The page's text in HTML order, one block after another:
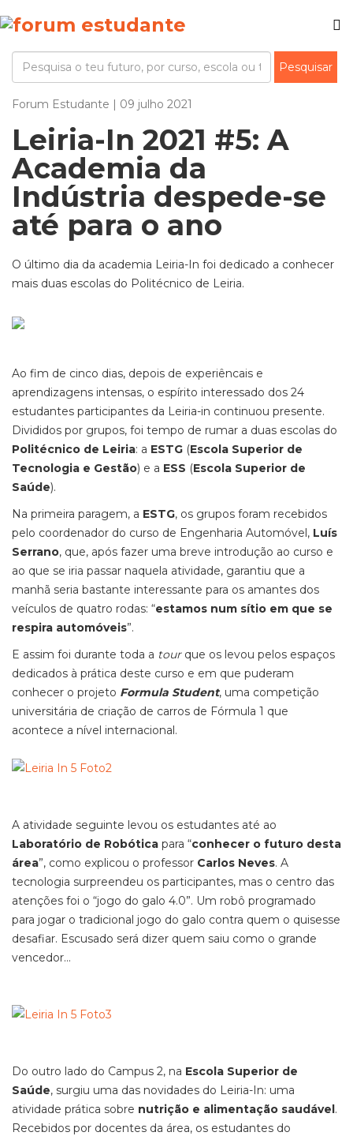
Forum Estudante | 09 julho 2021
Leiria-In 2021 #5: A
Academia da
Indústria despede-se
até para o ano
O último dia da academia Leiria-In foi dedicado a conhecer
mais duas escolas do Politécnico de Leiria.
Ao fim de cinco dias, depois de experiêncais e
aprendizagens intensas, o espírito interessado dos 24
estudantes participantes da Leiria-in continuou presente.
Divididos por grupos, foi tempo de rumar a duas escolas do
Politécnico de Leiria: a ESTG (Escola Superior de
Tecnologia e Gestão) e a ESS (Escola Superior de
Saúde).
Na primeira paragem, a ESTG, os grupos foram recebidos
pelo coordenador do curso de Engenharia Automóvel, Luís
Serrano, que, após fazer uma breve introdução ao curso e
ao que se iria passar naquela atividade, garantiu que a
manhã seria bastante interessante para os amantes dos
veículos de quatro rodas: “estamos num sítio em que se
respira automóveis”.
E assim foi durante toda a tourque os levou pelos espaços
dedicados à prática deste curso e em que puderam
conhecer o projeto Formula Student, uma competição
universitária de criação de carros de Fórmula 1 que
acontece a nível internacional.
A atividade seguinte levou os estudantes até ao
Laboratório de Robótica para “conhecer o futuro desta
área”, como explicou o professor Carlos Neves. A
tecnologia surpreendeu os participantes, mas o centro das
atenções foi o “jogo do galo 4.0”. Um robô programado
para jogar o tradicional jogo do galo contra quem o quisesse
desafiar. Escusado será dizer quem saiu como o grande
vencedor…
Do outro lado do Campus 2, na Escola Superior de
Saúde, surgiu uma das novidades do Leiria-In: uma
atividade prática sobre nutrição e alimentação saudável.
Recebidos por docentes da área, os estudantes do